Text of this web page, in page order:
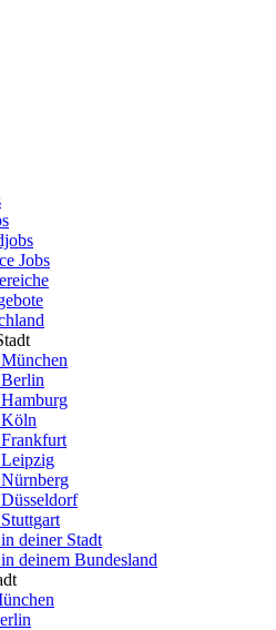
Jobs
deiner Stadt
deinem Bundesland